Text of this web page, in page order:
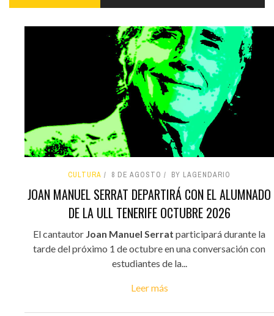
CULTURA 8 DE AGOSTO BY LAGENDARIO
JOAN MANUEL SERRAT DEPARTIRÁ CON EL ALUMNADO
DE LA ULL TENERIFE OCTUBRE 2026
El cantautor Joan Manuel Serrat participará durante la
tarde del próximo 1 de octubre en una conversación con
estudiantes de la...
Leer más